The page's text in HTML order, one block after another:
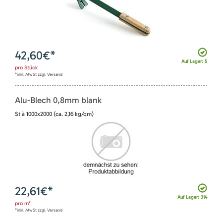
Auf Lager: 5
42,60€*
pro Stück
*inkl. MwSt zzgl. Versand
Alu-Blech 0,8mm blank
St à 1000x2000 (ca. 2,16 kg/qm)
Auf Lager: 314
22,61€*
pro m²
*inkl. MwSt zzgl. Versand